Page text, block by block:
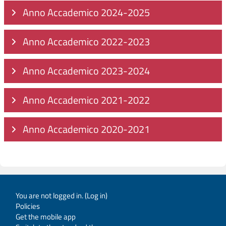
Anno Accademico 2024-2025
Anno Accademico 2022-2023
Anno Accademico 2023-2024
Anno Accademico 2021-2022
Anno Accademico 2020-2021
You are not logged in. (Log in)
Policies
Get the mobile app